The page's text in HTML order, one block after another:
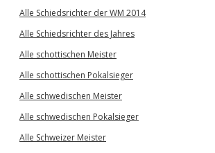
Alle Schiedsrichter der WM 2014
Alle Schiedsrichter des Jahres
Alle schottischen Meister
Alle schottischen Pokalsieger
Alle schwedischen Meister
Alle schwedischen Pokalsieger
Alle Schweizer Meister